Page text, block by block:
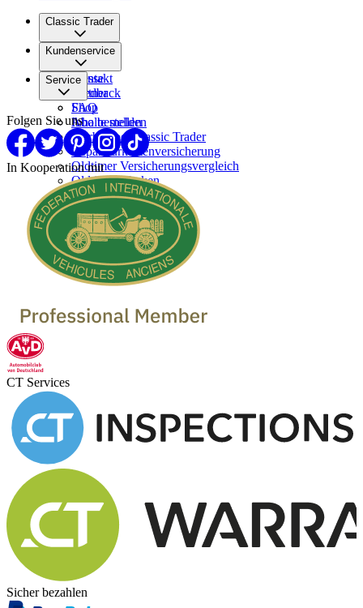
Classic Trader
Über uns
Karriere
Presse
Partner
Kundenservice
Kontakt
Feedback
FAQ
Inhalte melden
Service
Shop
Abo bestellen
Werben bei Classic Trader
Reparaturkostenversicherung
Oldtimer Versicherungsvergleich
Oldtimer Marken
Oldtimer verkaufen
Oldtimer Händler
Oldtimer Garagen
Folgen Sie uns
In Kooperation mit
CT Services
Sicher bezahlen